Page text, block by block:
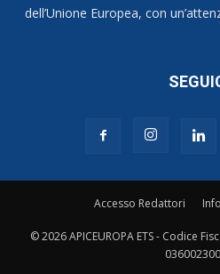
dell’Unione Europea, con
Accesso Redattori
© 2026 APICEUROPA ETS - Codice